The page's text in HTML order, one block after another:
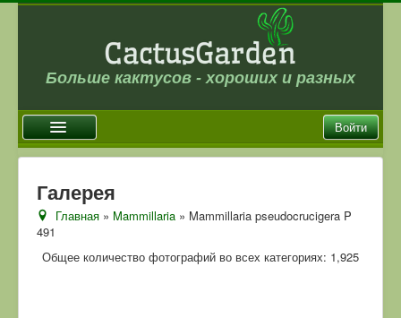
Больше кактусов - хороших и разных
Войти
Новости
Галерея
Магазин
Галерея
Главная » Mammillaria » Mammillaria pseudocrucigera P
491
Общее количество фотографий во всех категориях: 1,925